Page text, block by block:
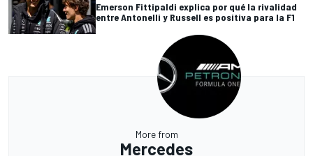
Emerson Fittipaldi explica por qué la rivalidad
entre Antonelli y Russell es positiva para la F1
More from
Mercedes